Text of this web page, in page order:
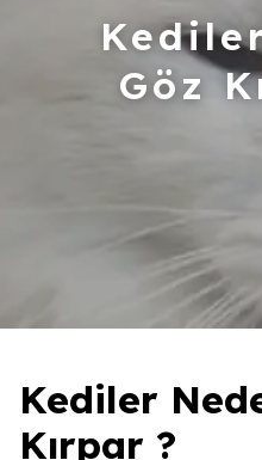
Göz
Kediler
Kırpar ?